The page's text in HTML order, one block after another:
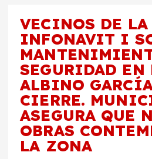
VECINOS DE
INFONAVIT I
SEGURIDAD EN
ALBINO
CIERRE.
ASEGURA QUE
OBRAS
LA ZONA